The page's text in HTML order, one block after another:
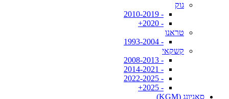
גוק
- 2010-2019
- 2020+
טראנו
- 1993-2004
קשקאי
- 2008-2013
- 2014-2021
- 2022-2025
- 2025+
סאניונג (KGM)